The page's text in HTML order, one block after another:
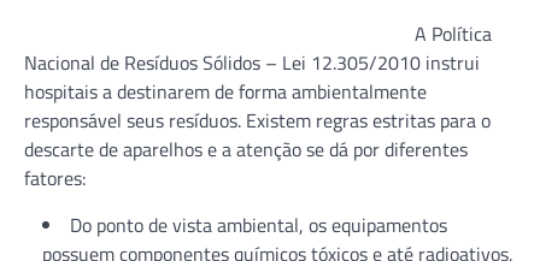
A Política
Nacional de Resíduos Sólidos – Lei 12.305/2010 instrui
hospitais a destinarem de forma ambientalmente
responsável seus resíduos. Existem regras estritas para o
descarte de aparelhos e a atenção se dá por diferentes
fatores:
Do ponto de vista ambiental, os equipamentos
possuem componentes químicos tóxicos e até radioativos,